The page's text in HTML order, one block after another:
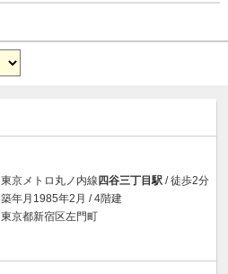
東京メトロ丸ノ内線 四谷三丁目駅 / 徒歩2分
築年月1985年2月 / 4階建
東京都新宿区左門町